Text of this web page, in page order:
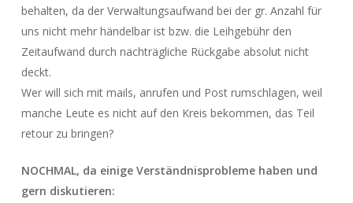
behalten, da der Verwaltungsaufwand bei der gr. Anzahl für
uns nicht mehr händelbar ist bzw. die Leihgebühr den
Zeitaufwand durch nachträgliche Rückgabe absolut nicht
deckt.
Wer will sich mit mails, anrufen und Post rumschlagen, weil
manche Leute es nicht auf den Kreis bekommen, das Teil
retour zu bringen?
NOCHMAL, da einige Verständnisprobleme haben und
gern diskutieren: